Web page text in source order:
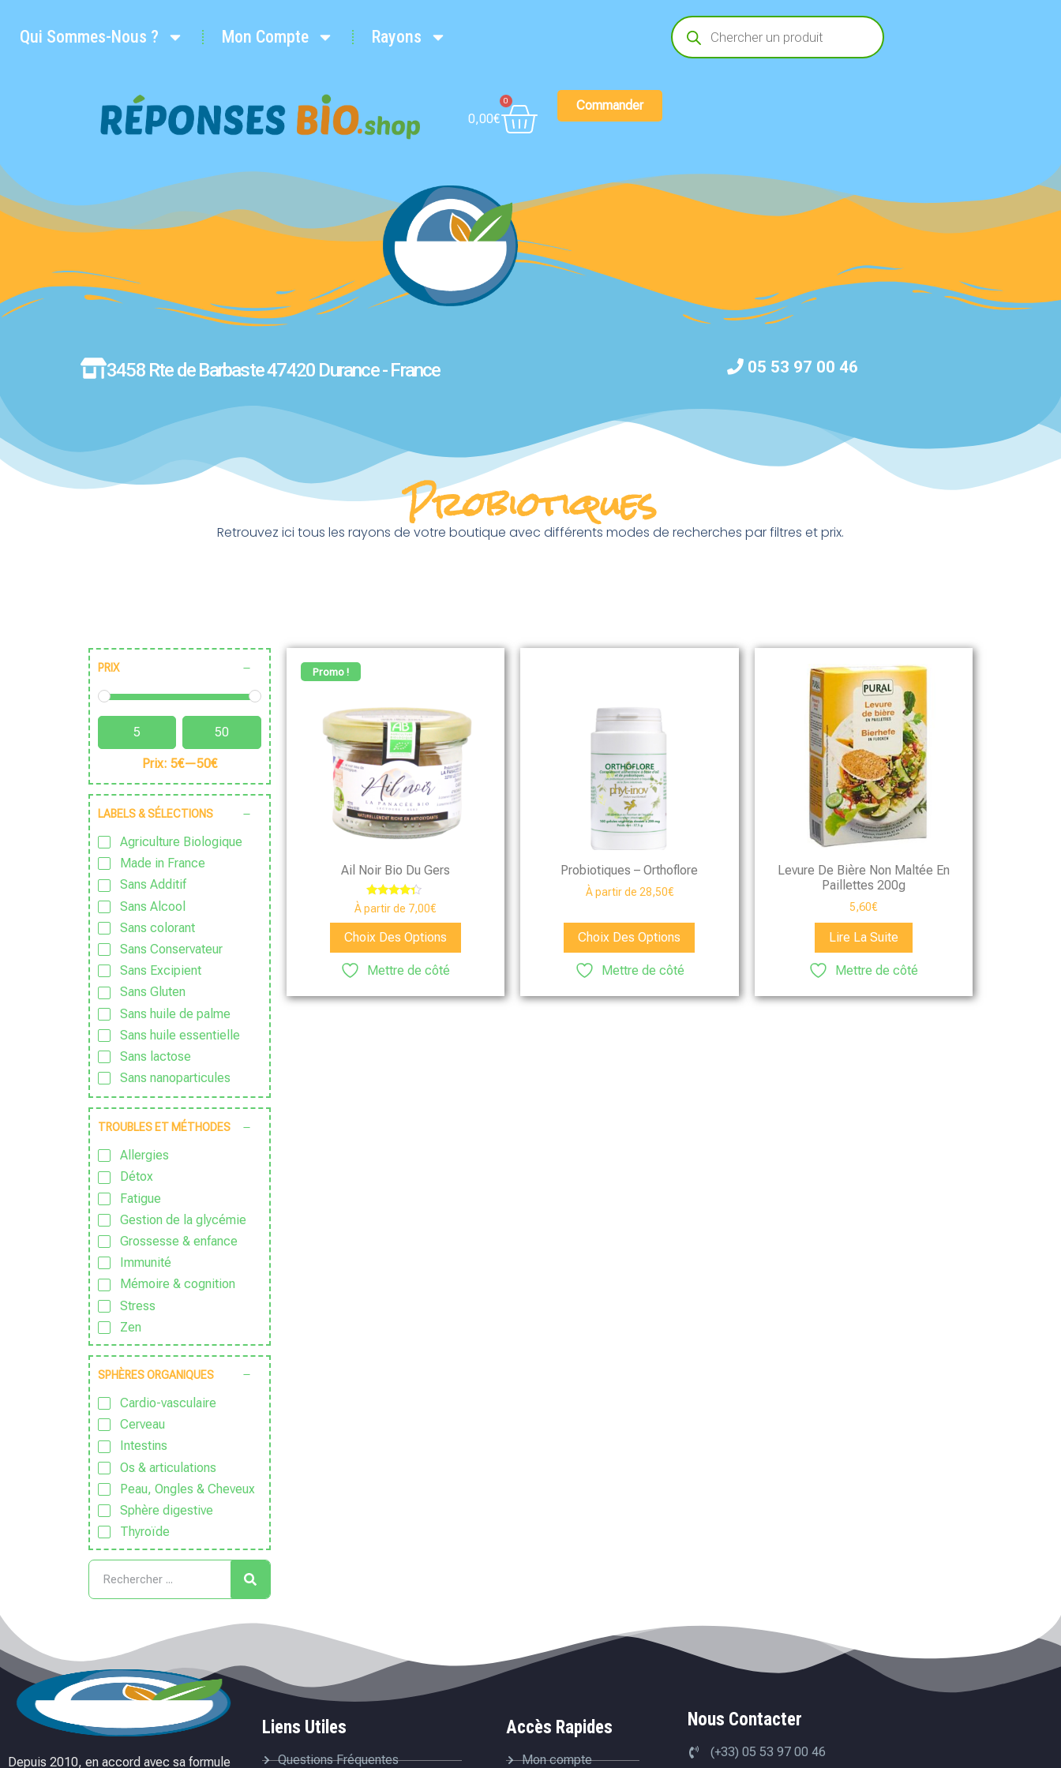
Qui Sommes-Nous ? Mon Compte Rayons
0,00€
0 Commander
3458 Rte de Barbaste 47420 Durance - France 05 53 97 00 46
Probiotiques
Retrouvez ici tous les rayons de votre boutique avec différents modes de recherches par filtres et prix.
PRIX
Prix: 5€—50€
LABELS & SÉLECTIONS
Agriculture Biologique
Made in France
Sans Additif
Sans Alcool
Sans colorant
Sans Conservateur
Sans Excipient
Sans Gluten
Sans huile de palme
Sans huile essentielle
Sans lactose
Sans nanoparticules
Sans OGM
Sans parfum
Sans sucre ajouté
Vegan
Végétarien
TROUBLES ET MÉTHODES
Allergies
Détox
Fatigue
Gestion de la glycémie
Grossesse & enfance
Immunité
Mémoire & cognition
Stress
Zen
SPHÈRES ORGANIQUES
Cardio-vasculaire
Cerveau
Intestins
Os & articulations
Peau, Ongles & Cheveux
Sphère digestive
Thyroïde
Promo !
Ail Noir Bio Du Gers
Note
4.13
sur 5
À partir de 7,00€
Choix Des Options
Mettre de côté
Probiotiques – Orthoflore
À partir de 28,50€
Choix Des Options
Mettre de côté
Levure De Bière Non Maltée En
Paillettes 200g
5,60€
Lire La Suite
Mettre de côté
Depuis 2010, en accord avec sa formule
Liens Utiles
Questions Fréquentes
Accès Rapides
Mon compte
Nous Contacter
(+33) 05 53 97 00 46